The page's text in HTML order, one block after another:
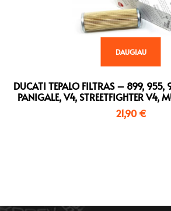
DAUGIAU
DUCATI TEPALO FILTRAS – 899, 955,
PANIGALE, V4, STREETFIGHTER V4,
21,90 €